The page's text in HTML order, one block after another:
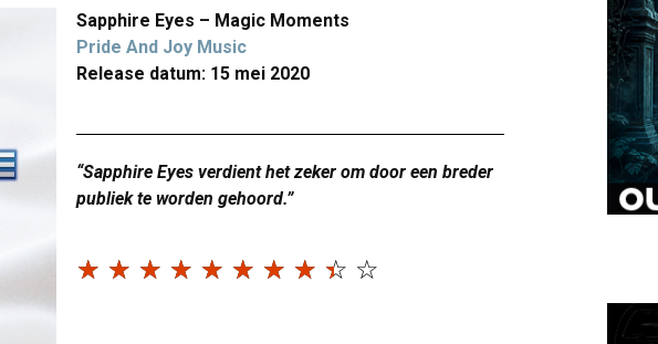
Sapphire Eyes – Magic Moments
Pride And Joy Music
Release datum: 15 mei 2020
“Sapphire Eyes verdient het zeker om door een breder
publiek te worden gehoord.”
☆ ☆ ☆ ☆ ☆ ☆ ☆ ☆ ☆ ☆